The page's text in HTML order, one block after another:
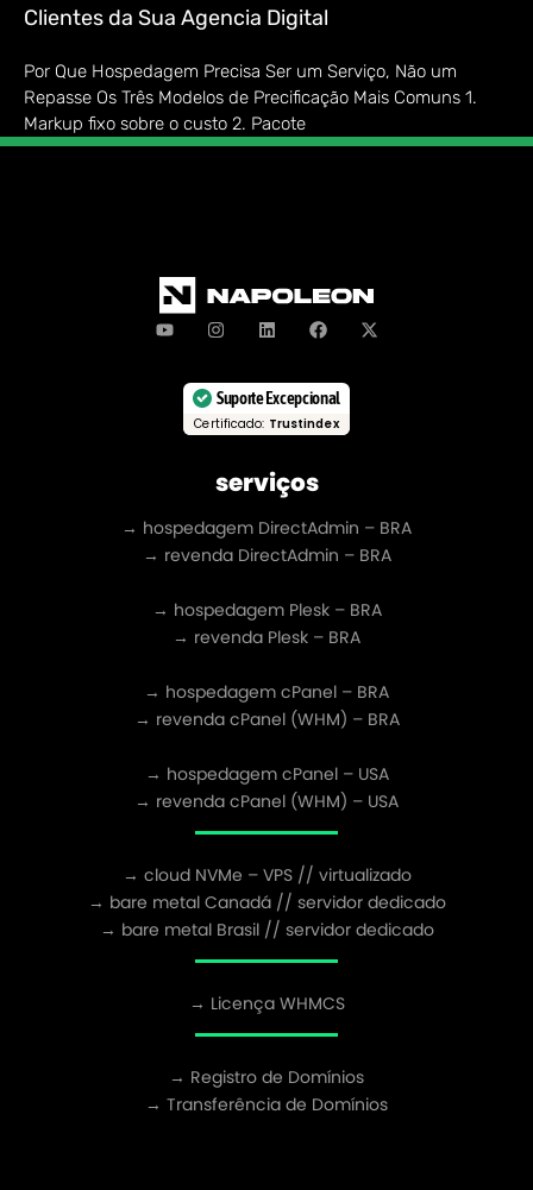
Clientes da Sua Agencia Digital
Por Que Hospedagem Precisa Ser um Serviço, Não um
Repasse Os Três Modelos de Precificação Mais Comuns 1.
Markup fixo sobre o custo 2. Pacote
Suporte Excepcional
Certificado: Trustindex
serviços
→ hospedagem DirectAdmin – BRA
→ revenda DirectAdmin – BRA
→ hospedagem Plesk – BRA
→ revenda Plesk – BRA
→ hospedagem cPanel – BRA
→ revenda cPanel (WHM) – BRA
→ hospedagem cPanel – USA
→ revenda cPanel (WHM) – USA
→ cloud NVMe – VPS // virtualizado
→ bare metal Canadá // servidor dedicado
→ bare metal Brasil // servidor dedicado
→ Licença WHMCS
→ Registro de Domínios
→ Transferência de Domínios